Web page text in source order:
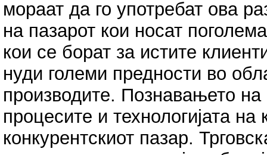
мораат да го употребат ова
на пазарот кои носат
кои се борат за истите
нуди големи предности во
производите. Познавањето
процесите и технологијата
конкурентскиот пазар.